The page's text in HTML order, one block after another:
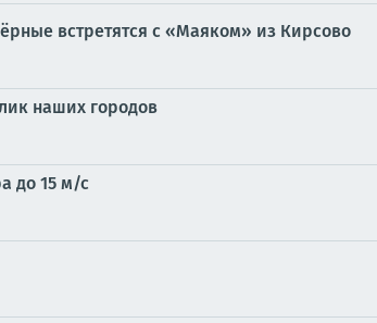
встретятся с «Маяком» из Кирсово
наших городов
до 15 м/с